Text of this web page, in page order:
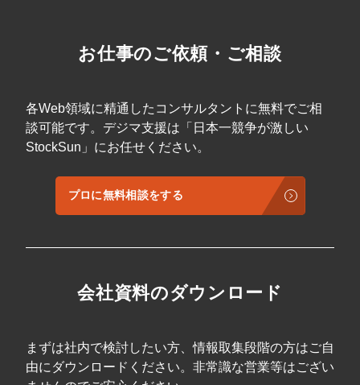
お仕事のご依頼・ご相談
各Web領域に精通したコンサルタントに無料でご相
談可能です。デジマ支援は「日本一競争が激しい
StockSun」にお任せください。
プロに無料相談をする
会社資料のダウンロード
まずは社内で検討したい方、情報取集段階の方はご自
由にダウンロードください。非常識な営業等はござい